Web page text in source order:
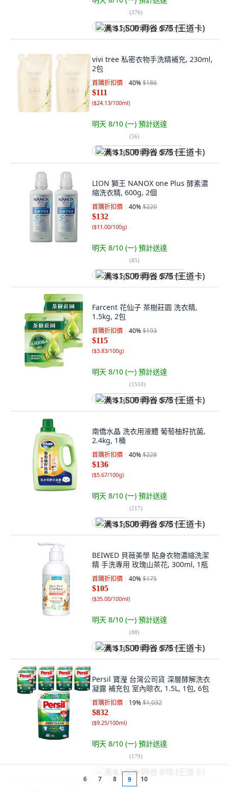
(376)
满 $1,500 再省 $75 (王道卡)
vivi tree 私密衣物手洗精補充, 230ml,
2包
首購折扣價 40%$186
$111
($24.13/100ml)
明天 8/10 (一) 預計送達
(56)
满 $1,500 再省 $75 (王道卡)
LION 獅王 NANOX one Plus 酵素濃
縮洗衣精, 600g, 2個
首購折扣價 40%$220
$132
($11.00/100g)
明天 8/10 (一) 預計送達
(85)
满 $1,500 再省 $75 (王道卡)
Farcent 花仙子 茶樹莊園 洗衣精,
1.5kg, 2包
首購折扣價 40%$193
$115
($3.83/100g)
明天 8/10 (一) 預計送達
(1510)
满 $1,500 再省 $75 (王道卡)
南僑水晶 洗衣用液體 葡萄柚籽抗菌,
2.4kg, 1桶
首購折扣價 40%$228
$136
($5.67/100g)
明天 8/10 (一) 預計送達
(217)
满 $1,500 再省 $75 (王道卡)
BEIWED 貝薇美學 貼身衣物濃縮洗潔
精 手洗專用 玫瑰山茶花, 300ml, 1瓶
首購折扣價 40%$175
$105
($35.00/100ml)
明天 8/10 (一) 預計送達
(88)
满 $1,500 再省 $75 (王道卡)
Persil 寶瀅 台灣公司貨 深層酵解洗衣
凝露 補充包 室內晾衣, 1.5L, 1包, 6包
首購折扣價 19%$1,032
$832
($9.25/100ml)
明天 8/10 (一) 預計送達
(179)
满 $1,500 再省 $75 (王道卡)
6 7 8 9 10